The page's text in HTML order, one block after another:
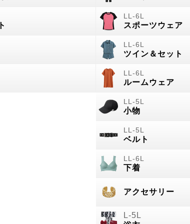
スポーツウェア
ツイン＆セット
ルームウェア
小物
ベルト
下着
アクセサリー